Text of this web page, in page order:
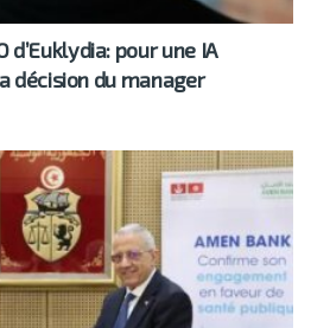
d’Euklydia: pour une IA
décision du manager